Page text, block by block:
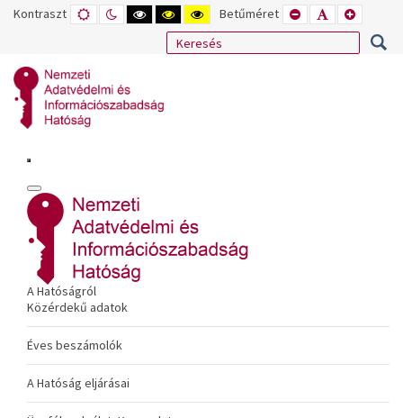
Kontraszt ALAPÉRTELMEZETT
MÓD
ÉJSZAKAI
MÓD
NAGY
KONTRASZTÚ
FEKETE-
FEHÉR
NAGY
KONTRASZTÚ
FEKETE
SÁRGA
NAGY
KONTRASZTÚ
SÁRGA
FEKETE
Betűméret KISEBB
BETŰTÍPUS
BEÁLLÍTÁSA
BETŰMÉRET
BEÁLLÍTÁSA
A Hatóságról
Közérdekű adatok
Éves beszámolók
A Hatóság eljárásai